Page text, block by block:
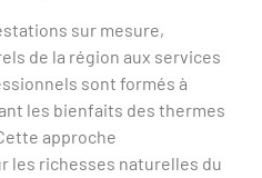
sur mesure,
de la région aux services
sont formés à
les bienfaits des thermes
approche
les richesses naturelles du